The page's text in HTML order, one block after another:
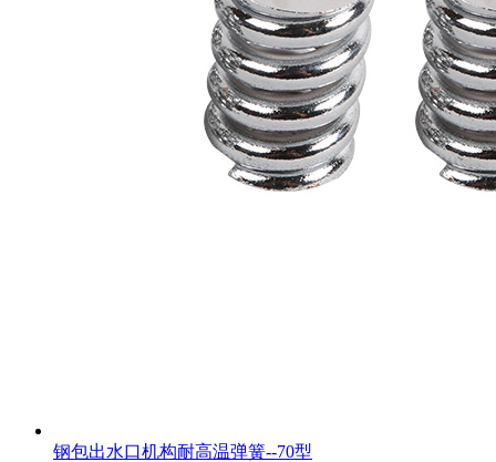
钢包出水口机构耐高温弹簧--70型